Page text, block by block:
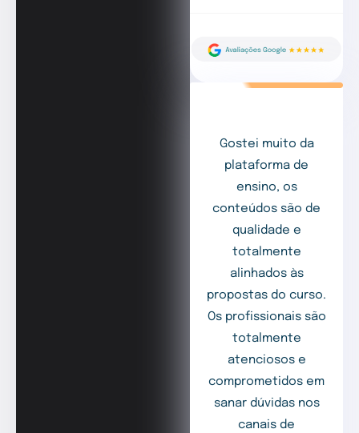
Gostei muito da
plataforma de
ensino, os
conteúdos são de
qualidade e
totalmente
alinhados às
propostas do curso.
Os profissionais são
totalmente
atenciosos e
comprometidos em
sanar dúvidas nos
canais de